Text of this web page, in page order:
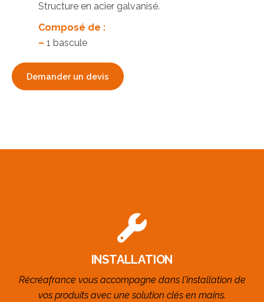
Structure en acier galvanisé.
Composé de :
– 1 bascule
Demander un devis
INSTALLATION
Récréafrance vous accompagne dans l'installation de
vos produits avec une solution clés en mains.